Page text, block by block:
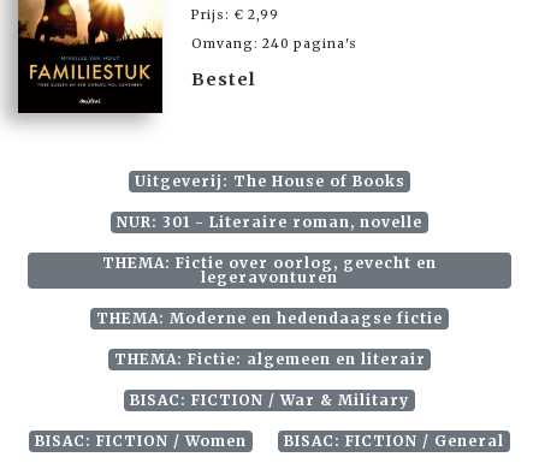
Prijs: € 2,99
Omvang: 240 pagina's
Bestel
Uitgeverij: The House of Books
NUR: 301 - Literaire roman, novelle
THEMA: Fictie over oorlog, gevecht en
legeravonturen
THEMA: Moderne en hedendaagse fictie
THEMA: Fictie: algemeen en literair
BISAC: FICTION / War & Military
BISAC: FICTION / Women BISAC: FICTION / General